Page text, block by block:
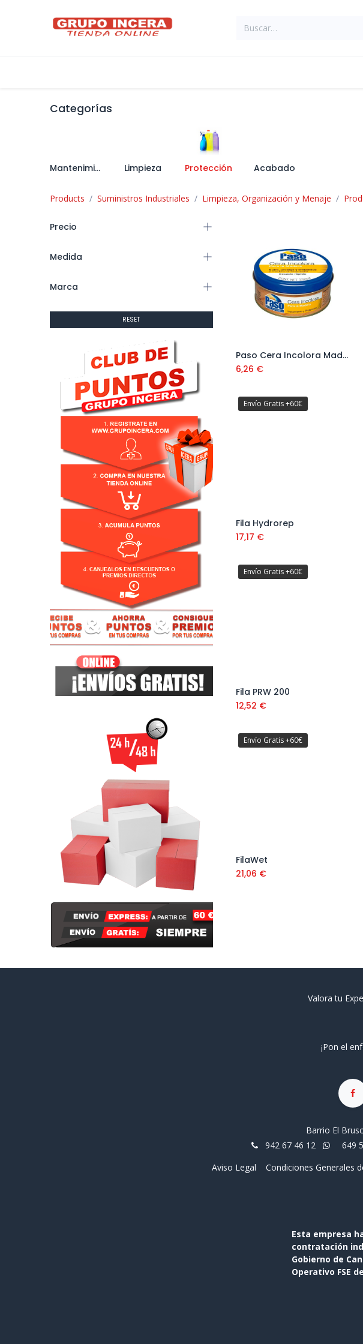
Categorías
Mantenimiento Limpieza Protección Acabado
Products Suministros Industriales Limpieza, Organización y Menaje
Precio
Medida
Marca
RESET
Añadir al carrito
Paso Cera Incolora Madera 250 Ml Ref. 700304
6,26 €
Envío Gratis +60€
Añadir al carrito
Fila Hydrorep
17,17 €
Envío Gratis +60€
Añadir al carrito
Fila PRW 200
12,52 €
Envío Gratis +60€
FilaWet
21,06 €
Valora tu
¡Pon el
Barrio El
942 67 46 12
649
Aviso Legal
Condiciones Generales
Esta empresa
contratación
Gobierno de
Operativo FSE